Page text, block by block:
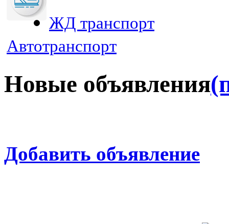
ЖД транспорт
Автотранспорт
Новые объявления
Добавить объявление